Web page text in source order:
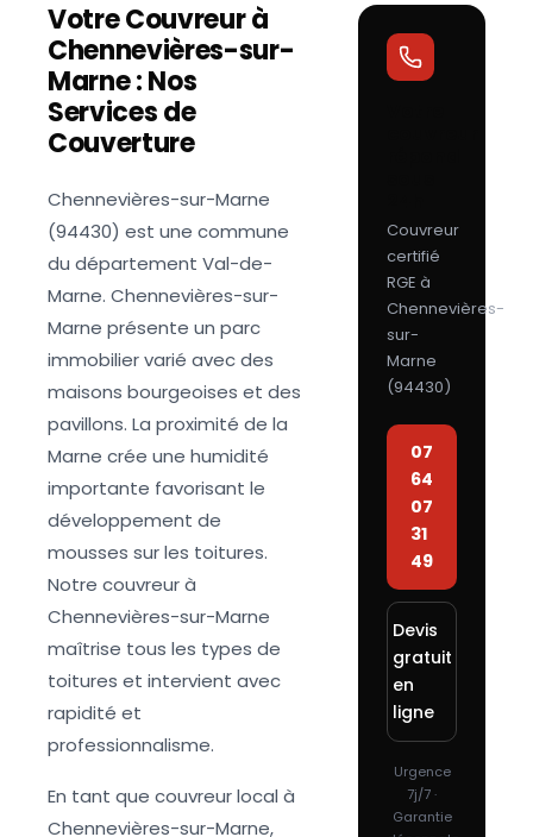
Votre Couvreur à
Chennevières-sur-
Marne: Nos
Services de
Couverture
Chennevières-sur-Marne
(94430) est une commune
du département Val-de-
Marne. Chennevières-sur-
Marne présente un parc
immobilier varié avec des
maisons bourgeoises et des
pavillons. La proximité de la
Marne crée une humidité
importante favorisant le
développement de
mousses sur les toitures.
Notre couvreur à
Chennevières-sur-Marne
maîtrise tous les types de
toitures et intervient avec
rapidité et
professionnalisme.
En tant que couvreur local à
Chennevières-sur-Marne,
Couvreur
certifié
RGE à
Chennevières-
sur-
Marne
(94430)
07
64
07
31
49
Devis
gratuit
en
ligne
Urgence
7j/7 ·
Garantie